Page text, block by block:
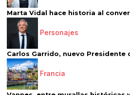
Marta Vidal hace historia al
Personajes
Carlos Garrido, nuevo Presidente
Francia